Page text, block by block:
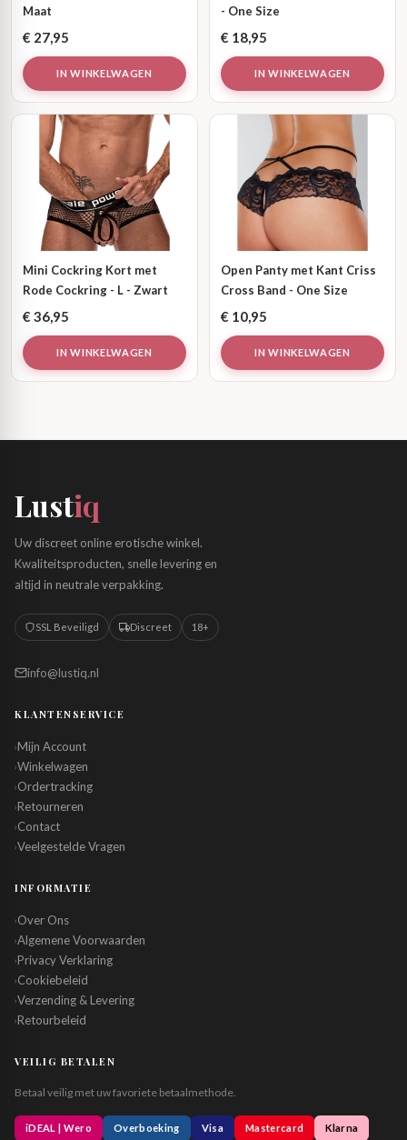
Maat
€ 27,95
IN WINKELWAGEN
- One Size
€ 18,95
IN WINKELWAGEN
Mini Cockring Kort met
Rode Cockring - L - Zwart
€ 36,95
IN WINKELWAGEN
Open Panty met Kant Criss
Cross Band - One Size
€ 10,95
IN WINKELWAGEN
Lustiq
Uw discreet online erotische winkel.
Kwaliteitsproducten, snelle levering en
altijd in neutrale verpakking.
SSL Beveiligd Discreet 18+
info@lustiq.nl
KLANTENSERVICE
›Mijn Account
›Winkelwagen
›Ordertracking
›Retourneren
›Contact
›Veelgestelde Vragen
INFORMATIE
›Over Ons
›Algemene Voorwaarden
›Privacy Verklaring
›Cookiebeleid
›Verzending & Levering
›Retourbeleid
VEILIG BETALEN
Betaal veilig met uw favoriete betaalmethode.
iDEAL | Wero Overboeking Visa Mastercard Klarna